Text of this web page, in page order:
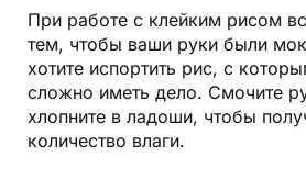
При работе с клейким рисом
тем, чтобы ваши руки были
хотите испортить рис, с
сложно иметь дело. Смочите
хлопните в ладоши, чтобы
количество влаги.